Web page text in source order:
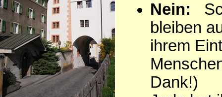
Nein:
bleiben
ihrem
Dank!)